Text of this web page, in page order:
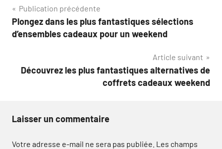
Navigation
de
Publication précédente
Plongez dans les plus fantastiques sélections
d’ensembles cadeaux pour un weekend
Article suivant
Découvrez les plus fantastiques alternatives de
coffrets cadeaux weekend
Laisser un commentaire
Votre adresse e-mail ne sera pas publiée. Les champs